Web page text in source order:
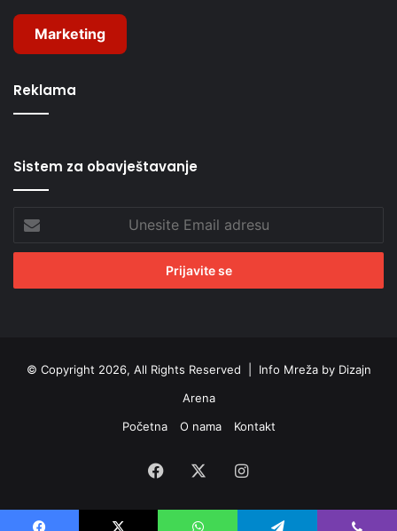
Marketing
Reklama
Sistem za obavještavanje
Email
adresu
© Copyright 2026, All Rights Reserved | Info Mreža by Dizajn
Arena
Početna
O nama Kontakt
Facebook Instagram